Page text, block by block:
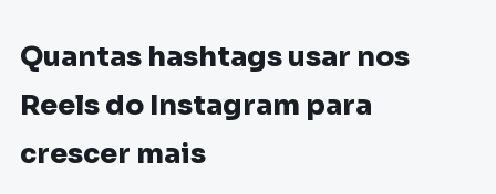
Quantas hashtags usar nos
Reels do Instagram para
crescer mais